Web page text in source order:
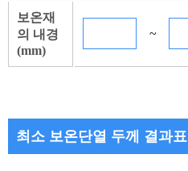
보온재
의 내경
(mm)
~
최소 보온단열 두께 결과표